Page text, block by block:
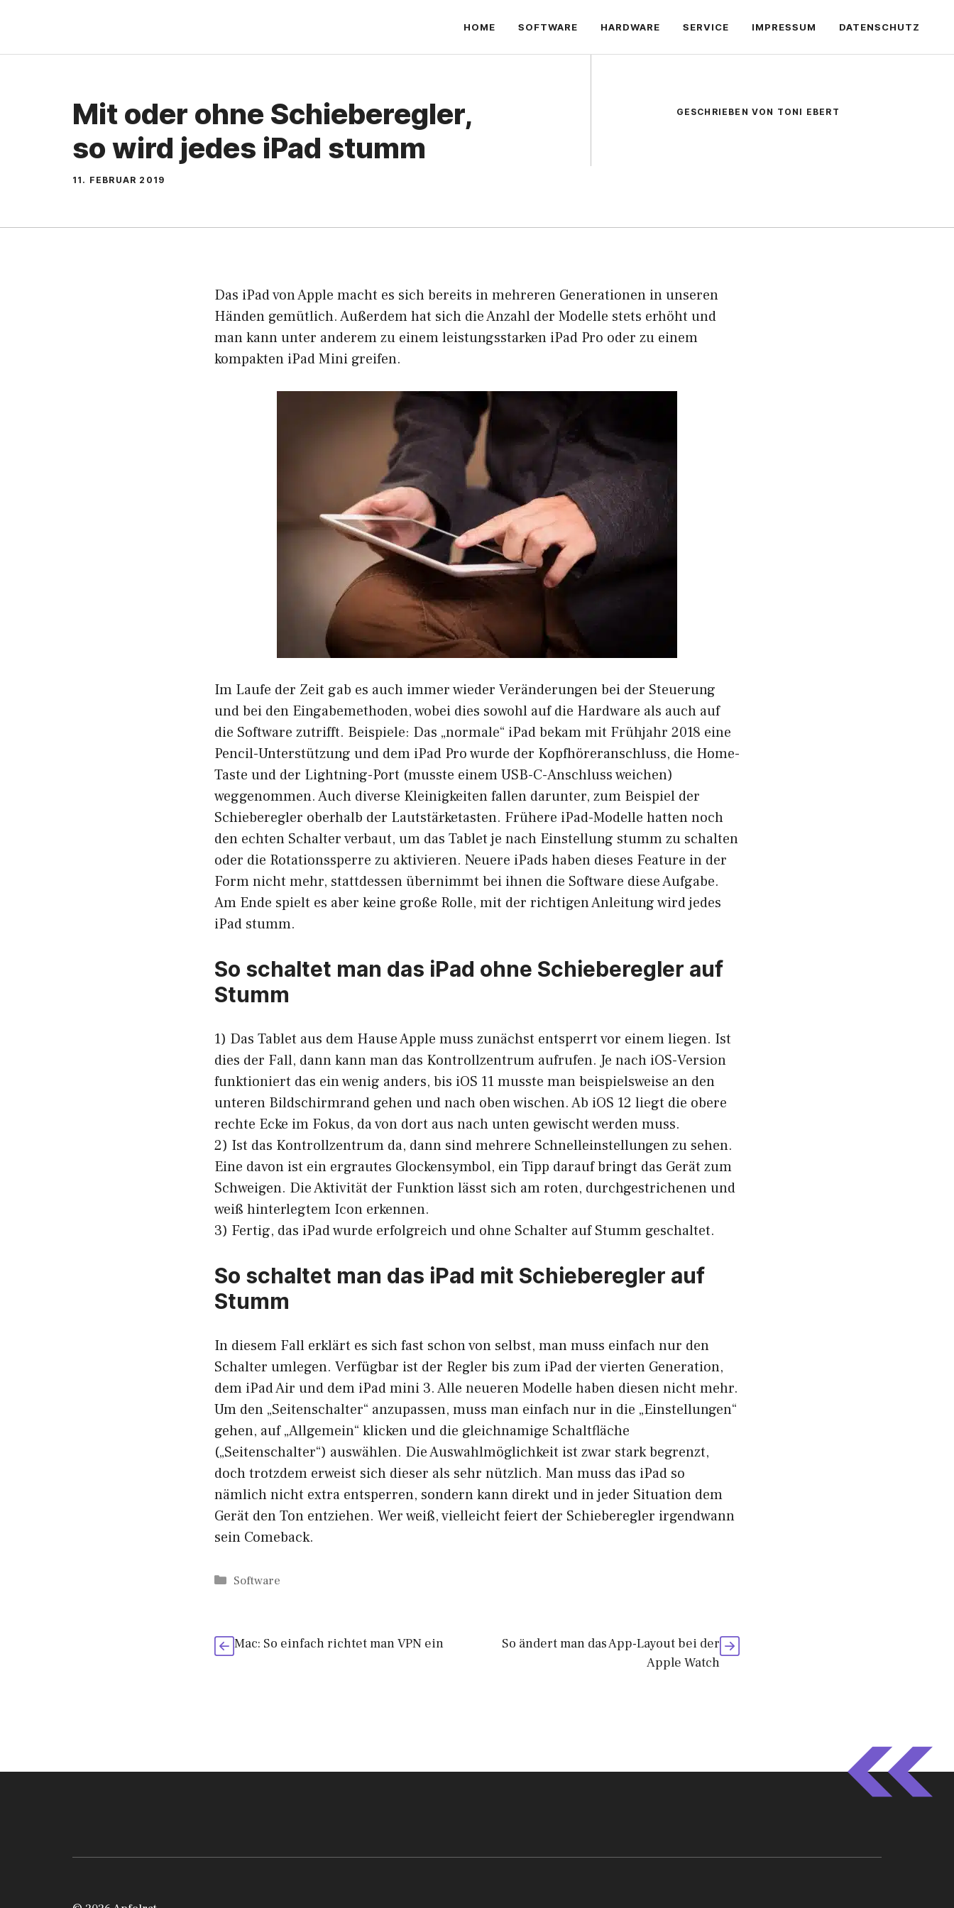
springen
HOME SOFTWARE HARDWARE SERVICE IMPRESSUM DATENSCHUTZ
Mit oder ohne Schieberegler,
so wird jedes iPad stumm
11. FEBRUAR 2019
GESCHRIEBEN VON TONI EBERT
Das iPad von Apple macht es sich bereits in mehreren Generationen in unseren
Händen gemütlich. Außerdem hat sich die Anzahl der Modelle stets erhöht und
man kann unter anderem zu einem leistungsstarken iPad Pro oder zu einem
kompakten iPad Mini greifen.
Im Laufe der Zeit gab es auch immer wieder Veränderungen bei der Steuerung
und bei den Eingabemethoden, wobei dies sowohl auf die Hardware als auch auf
die Software zutrifft. Beispiele: Das „normale“ iPad bekam mit Frühjahr 2018 eine
Pencil-Unterstützung und dem iPad Pro wurde der Kopfhöreranschluss, die Home-
Taste und der Lightning-Port (musste einem USB-C-Anschluss weichen)
weggenommen. Auch diverse Kleinigkeiten fallen darunter, zum Beispiel der
Schieberegler oberhalb der Lautstärketasten. Frühere iPad-Modelle hatten noch
den echten Schalter verbaut, um das Tablet je nach Einstellung stumm zu schalten
oder die Rotationssperre zu aktivieren. Neuere iPads haben dieses Feature in der
Form nicht mehr, stattdessen übernimmt bei ihnen die Software diese Aufgabe.
Am Ende spielt es aber keine große Rolle, mit der richtigen Anleitung wird jedes
iPad stumm.
So schaltet man das iPad ohne Schieberegler auf
Stumm
1) Das Tablet aus dem Hause Apple muss zunächst entsperrt vor einem liegen. Ist
dies der Fall, dann kann man das Kontrollzentrum aufrufen. Je nach iOS-Version
funktioniert das ein wenig anders, bis iOS 11 musste man beispielsweise an den
unteren Bildschirmrand gehen und nach oben wischen. Ab iOS 12 liegt die obere
rechte Ecke im Fokus, da von dort aus nach unten gewischt werden muss.
2) Ist das Kontrollzentrum da, dann sind mehrere Schnelleinstellungen zu sehen.
Eine davon ist ein ergrautes Glockensymbol, ein Tipp darauf bringt das Gerät zum
Schweigen. Die Aktivität der Funktion lässt sich am roten, durchgestrichenen und
weiß hinterlegtem Icon erkennen.
3) Fertig, das iPad wurde erfolgreich und ohne Schalter auf Stumm geschaltet.
So schaltet man das iPad mit Schieberegler auf
Stumm
In diesem Fall erklärt es sich fast schon von selbst, man muss einfach nur den
Schalter umlegen. Verfügbar ist der Regler bis zum iPad der vierten Generation,
dem iPad Air und dem iPad mini 3. Alle neueren Modelle haben diesen nicht mehr.
Um den „Seitenschalter“ anzupassen, muss man einfach nur in die „Einstellungen“
gehen, auf „Allgemein“ klicken und die gleichnamige Schaltfläche
(„Seitenschalter“) auswählen. Die Auswahlmöglichkeit ist zwar stark begrenzt,
doch trotzdem erweist sich dieser als sehr nützlich. Man muss das iPad so
nämlich nicht extra entsperren, sondern kann direkt und in jeder Situation dem
Gerät den Ton entziehen. Wer weiß, vielleicht feiert der Schieberegler irgendwann
sein Comeback.
Kategorien
Software
Mac: So einfach richtet man VPN ein
So ändert man das App-Layout bei der
Apple Watch